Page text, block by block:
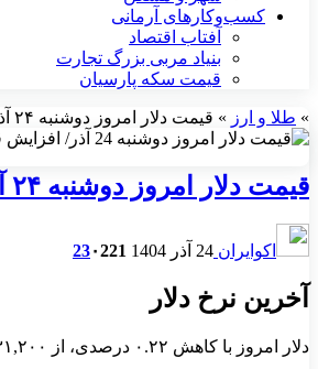
کسب‌وکارهای آرمانی
آفتاب اقتصاد
بنیاد مربی بزرگ تجارت
قیمت سکه پارسیان
» طلا و ارز » قیمت دلار امروز دوشنبه ۲۴ آذر/ افزایش قیمت دلار + جدول
قیمت دلار امروز دوشنبه ۲۴ آذر/ افزایش قیمت دلار + جدول
اکوایران 24 آذر 1404 23۰221
آخرین نرخ دلار
دلار امروز با کاهش ۰.۲۲ درصدی، از ۱۳۱,۲۰۰ (یکصد و سی و یک هزار و دویست ) تومان به ۱۳۰,۹۰۰ (یکصد و سی هزار و نهصد ) تومان رسید.